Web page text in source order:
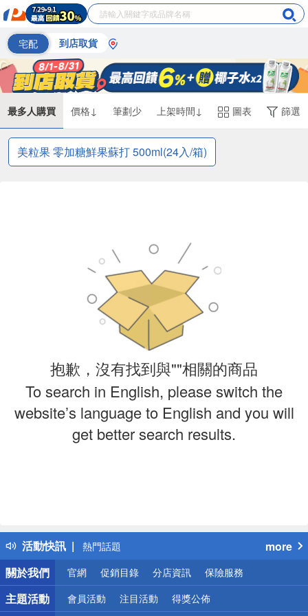
宅配 到店取貨
最多人購買 價格↓ 筆劃少 上架時間↓ 圖表 篩選
美粒果 零加糖鮮果蘇打 500ml(24入/箱)
抱歉，沒有找到與""相關的商品
To search in English, please switch the
website’s language to English and you will
get better search results.
活動快訊
得獎公告
熱門話題
銀行優惠
偏遠地區配送
詐騙網頁！請小心！
more
關於我們
官網 促銷目錄 分店資訊 保險服務
主題活動 會員活動 注目活動 得獎公佈